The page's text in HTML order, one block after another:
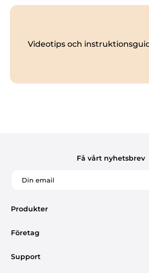
Videotips och
Produkter
Video Converter
Support
Företag
Om oss
Få vårt nyhetsbrev